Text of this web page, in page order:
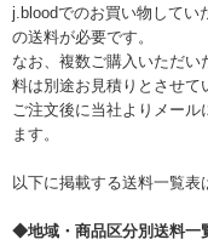
j.bloodでのお買い物してい
の送料が必要です。
なお、複数ご購入いただ
料は別途お見積りとさせて
ご注文後に当社よりメール
ます。
以下に掲載する送料一覧表
◆地域・商品区分別送料一